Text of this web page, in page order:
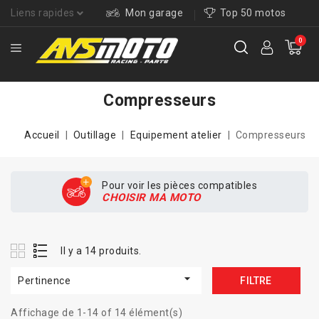
Liens rapides Mon garage Top 50 motos
0
Compresseurs
Accueil Outillage Equipement atelier Compresseurs
Pour voir les pièces compatibles
CHOISIR MA MOTO
Il y a 14 produits.
Pertinence  FILTRE
Affichage de 1-14 of 14 élément(s)